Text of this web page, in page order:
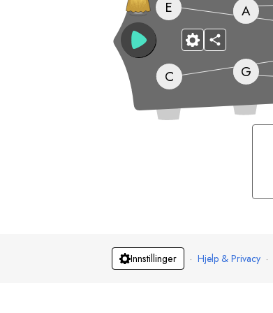
G
C
E
A
Innstillinger · Hjelp & Privacy ·